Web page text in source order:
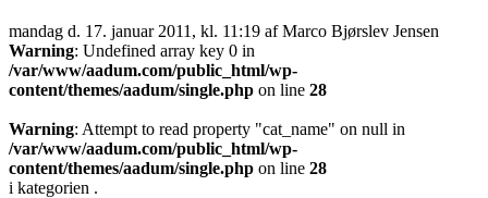
mandag d. 17. januar 2011, kl. 11:19 af Marco Bjørslev Jensen
Warning: Undefined array key 0 in
/var/www/aadum.com/public_html/wp-
content/themes/aadum/single.php on line 28
Warning: Attempt to read property "cat_name" on null in
/var/www/aadum.com/public_html/wp-
content/themes/aadum/single.php on line 28
i kategorien .